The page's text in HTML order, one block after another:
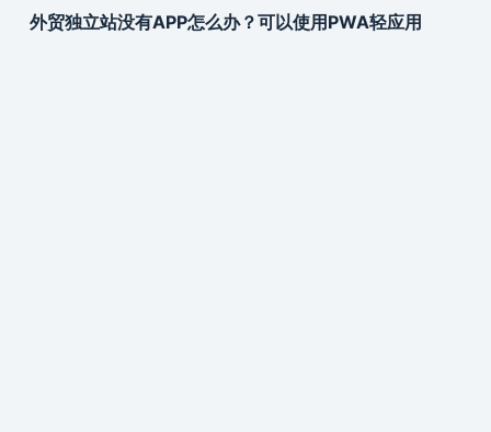
外贸独立站没有APP怎么办？可以使用PWA轻应用